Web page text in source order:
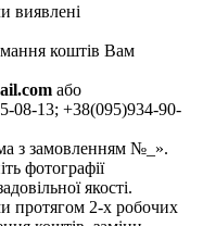
виявлені
коштів Вам
або
08-13; +38(095)934-90-
з замовленням №_».
фотографії
якості.
протягом 2-х робочих